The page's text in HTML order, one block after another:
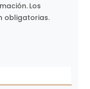
Los
obligatorias.